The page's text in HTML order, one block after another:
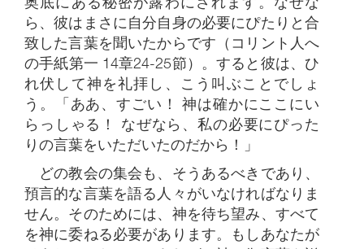
ら、彼はまさに自分自身の必要にぴたりと合
致した言葉を聞いたからです（コリント人へ
の手紙第一 14章24-25節）。すると彼は、ひ
れ伏して神を礼拝し、こう叫ぶことでしょ
う。「ああ、すごい！ 神は確かにここにい
らっしゃる！ なぜなら、私の必要にぴった
りの言葉をいただいたのだから！」
どの教会の集会も、そうあるべきであり、
預言的な言葉を語る人々がいなければなりま
せん。そのためには、神を待ち望み、すべて
を神に委ねる必要があります。もしあなたが